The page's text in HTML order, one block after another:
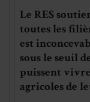
Le RES
toutes les
est
sous le seuil
puissent
agricoles de